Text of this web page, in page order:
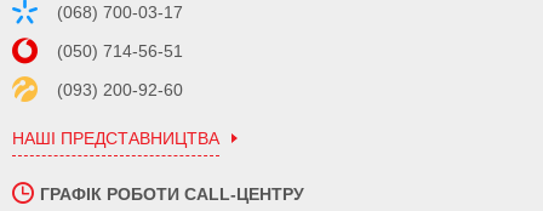
(068) 700-03-17
(050) 714-56-51
(093) 200-92-60
НАШІ ПРЕДСТАВНИЦТВА
ГРАФІК РОБОТИ CALL-ЦЕНТРУ